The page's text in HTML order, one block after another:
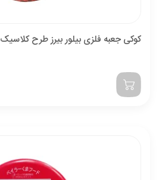
کوکی جعبه فلزی بیلور بیرز طرح کلاسیک 208 گرمی